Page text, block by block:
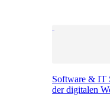
Software & IT
der digitalen